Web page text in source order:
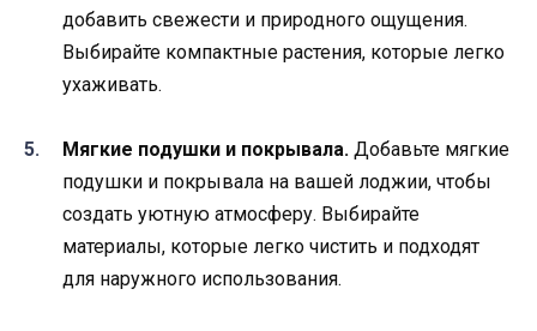
добавить свежести и природного ощущения.
Выбирайте компактные растения, которые легко
ухаживать.
Мягкие подушки и покрывала. Добавьте мягкие
подушки и покрывала на вашей лоджии, чтобы
создать уютную атмосферу. Выбирайте
материалы, которые легко чистить и подходят
для наружного использования.